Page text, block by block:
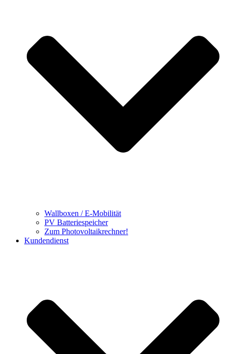
Wallboxen / E-Mobilität
PV Batteriespeicher
Zum Photovoltaikrechner!
Kundendienst